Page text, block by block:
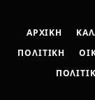
ΑΡΧΙΚΉ
ΠΟΛΙΤΙΚΉ